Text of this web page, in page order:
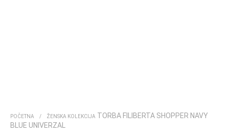
POČETNA / ŽENSKA KOLEKCIJA TORBA FILIBERTA SHOPPER NAVY
BLUE UNIVERZAL